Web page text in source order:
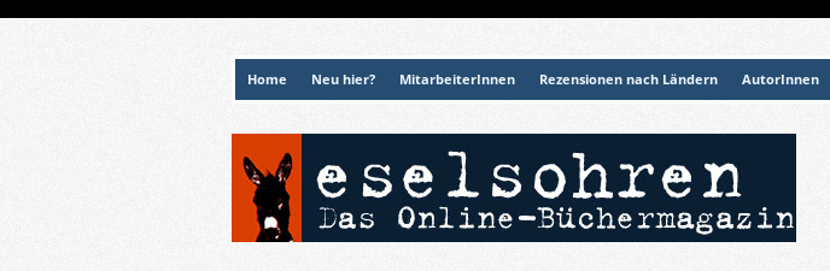
Home Neu hier? MitarbeiterInnen Rezensionen nach Ländern AutorInnen